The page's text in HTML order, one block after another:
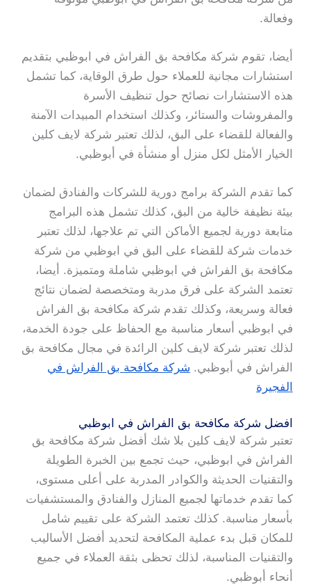
وفعالة.
أيضا، تقوم شركة مكافحة بق الفراش في ابوظبي بتقديم
استشارات مجانية للعملاء حول طرق الوقاية، كما تشمل
هذه الاستشارات نصائح حول تنظيف الأسرة
والمفروشات والستائر، وكذلك استخدام المبيدات الآمنة
والفعالة للقضاء على البق، لذلك تعتبر شركة لايف كلين
الخيار الأمثل لكل منزل أو منشأة في أبوظبي.
كما تقدم الشركة برامج دورية للشركات والفنادق لضمان
بيئة نظيفة خالية من البق، كذلك تشمل هذه البرامج
متابعة دورية لجميع الأماكن التي تم علاجها، لذلك تعتبر
خدمات شركة للقضاء على البق في ابوظبي من شركة
مكافحة بق الفراش في ابوظبي شاملة ومتميزة. أيضا،
تعتمد الشركة على فرق مدربة ومتخصصة لضمان نتائج
فعالة وسريعة، وكذلك تقدم شركة مكافحة بق الفراش
في ابوظبي أسعار مناسبة مع الحفاظ على جودة الخدمة،
لذلك تعتبر شركة لايف كلين الرائدة في مجال مكافحة بق
الفراش في أبوظبي. شركة مكافحة بق الفراش في
الفجيرة
افضل شركة مكافحة بق الفراش في ابوظبي
تعتبر شركة لايف كلين بلا شك أفضل شركة مكافحة بق
الفراش في ابوظبي، حيث تجمع بين الخبرة الطويلة
والتقنيات الحديثة والكوادر المدربة على أعلى مستوى،
كما تقدم خدماتها لجميع المنازل والفنادق والمستشفيات
بأسعار مناسبة. كذلك تعتمد الشركة على تقييم شامل
للمكان قبل بدء عملية المكافحة لتحديد أفضل الأساليب
والتقنيات المناسبة، لذلك تحظى بثقة العملاء في جميع
أنحاء أبوظبي.